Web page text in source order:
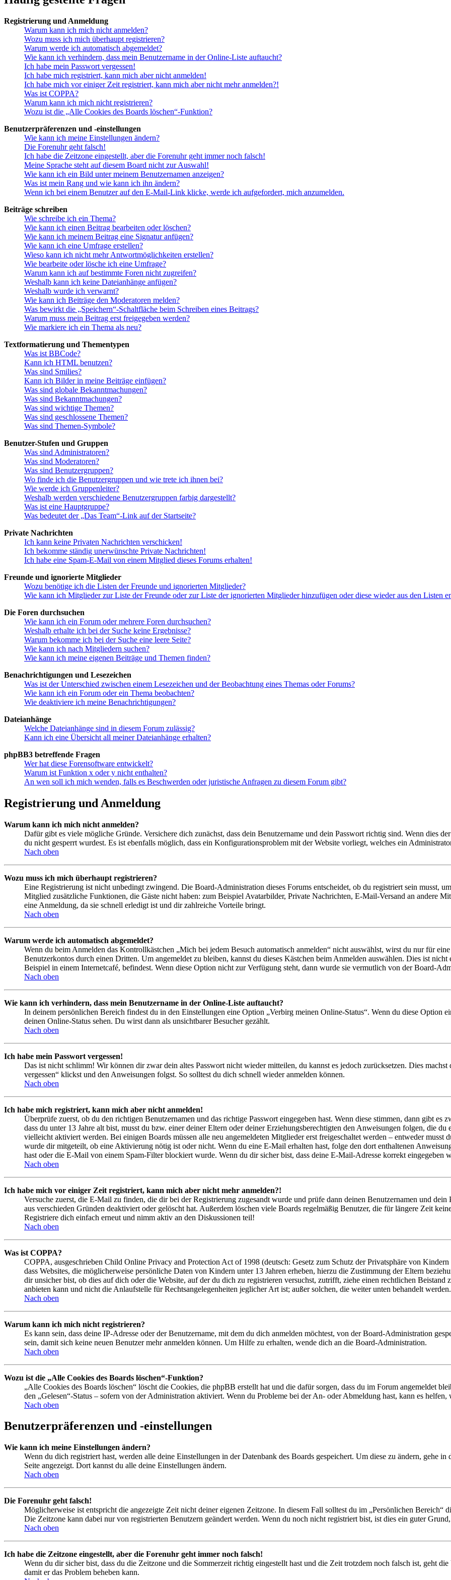
Registrierung und Anmeldung
Warum kann ich mich nicht anmelden?
Wozu muss ich mich überhaupt registrieren?
Warum werde ich automatisch abgemeldet?
Wie kann ich verhindern, dass mein Benutzername in der Online-Liste auftaucht?
Ich habe mein Passwort vergessen!
Ich habe mich registriert, kann mich aber nicht anmelden!
Ich habe mich vor einiger Zeit registriert, kann mich aber nicht mehr anmelden?!
Was ist COPPA?
Warum kann ich mich nicht registrieren?
Wozu ist die „Alle Cookies des Boards löschen“-Funktion?
Benutzerpräferenzen und -einstellungen
Wie kann ich meine Einstellungen ändern?
Die Forenuhr geht falsch!
Ich habe die Zeitzone eingestellt, aber die Forenuhr geht immer noch falsch!
Meine Sprache steht auf diesem Board nicht zur Auswahl!
Wie kann ich ein Bild unter meinem Benutzernamen anzeigen?
Was ist mein Rang und wie kann ich ihn ändern?
Wenn ich bei einem Benutzer auf den E-Mail-Link klicke, werde ich aufgefordert, mich anzumelden.
Beiträge schreiben
Wie schreibe ich ein Thema?
Wie kann ich einen Beitrag bearbeiten oder löschen?
Wie kann ich meinem Beitrag eine Signatur anfügen?
Wie kann ich eine Umfrage erstellen?
Wieso kann ich nicht mehr Antwortmöglichkeiten erstellen?
Wie bearbeite oder lösche ich eine Umfrage?
Warum kann ich auf bestimmte Foren nicht zugreifen?
Weshalb kann ich keine Dateianhänge anfügen?
Weshalb wurde ich verwarnt?
Wie kann ich Beiträge den Moderatoren melden?
Was bewirkt die „Speichern“-Schaltfläche beim Schreiben eines Beitrags?
Warum muss mein Beitrag erst freigegeben werden?
Wie markiere ich ein Thema als neu?
Textformatierung und Thementypen
Was ist BBCode?
Kann ich HTML benutzen?
Was sind Smilies?
Kann ich Bilder in meine Beiträge einfügen?
Was sind globale Bekanntmachungen?
Was sind Bekanntmachungen?
Was sind wichtige Themen?
Was sind geschlossene Themen?
Was sind Themen-Symbole?
Benutzer-Stufen und Gruppen
Was sind Administratoren?
Was sind Moderatoren?
Was sind Benutzergruppen?
Wo finde ich die Benutzergruppen und wie trete ich ihnen bei?
Wie werde ich Gruppenleiter?
Weshalb werden verschiedene Benutzergruppen farbig dargestellt?
Was ist eine Hauptgruppe?
Was bedeutet der „Das Team“-Link auf der Startseite?
Private Nachrichten
Ich kann keine Privaten Nachrichten verschicken!
Ich bekomme ständig unerwünschte Private Nachrichten!
Ich habe eine Spam-E-Mail von einem Mitglied dieses Forums erhalten!
Freunde und ignorierte Mitglieder
Wozu benötige ich die Listen der Freunde und ignorierten Mitglieder?
Wie kann ich Mitglieder zur Liste der Freunde oder zur Liste der ignorierten Mitglieder hinzufügen oder diese wieder aus den Listen
Die Foren durchsuchen
Wie kann ich ein Forum oder mehrere Foren durchsuchen?
Weshalb erhalte ich bei der Suche keine Ergebnisse?
Warum bekomme ich bei der Suche eine leere Seite?
Wie kann ich nach Mitgliedern suchen?
Wie kann ich meine eigenen Beiträge und Themen finden?
Benachrichtigungen und Lesezeichen
Was ist der Unterschied zwischen einem Lesezeichen und der Beobachtung eines Themas oder Forums?
Wie kann ich ein Forum oder ein Thema beobachten?
Wie deaktiviere ich meine Benachrichtigungen?
Dateianhänge
Welche Dateianhänge sind in diesem Forum zulässig?
Kann ich eine Übersicht all meiner Dateianhänge erhalten?
phpBB3 betreffende Fragen
Wer hat diese Forensoftware entwickelt?
Warum ist Funktion x oder y nicht enthalten?
An wen soll ich mich wenden, falls es Beschwerden oder juristische Anfragen zu diesem Forum gibt?
Registrierung und Anmeldung
Warum kann ich mich nicht anmelden?
Dafür gibt es viele mögliche Gründe. Versichere dich zunächst, dass dein Benutzername und dein Passwort richtig sind. Wenn dies
du nicht gesperrt wurdest. Es ist ebenfalls möglich, dass ein Konfigurationsproblem mit der Website vorliegt, welches ein
Nach oben
Wozu muss ich mich überhaupt registrieren?
Eine Registrierung ist nicht unbedingt zwingend. Die Board-Administration dieses Forums entscheidet, ob du registriert sein musst,
Mitglied zusätzliche Funktionen, die Gäste nicht haben: zum Beispiel Avatarbilder, Private Nachrichten, E-Mail-Versand an andere
eine Anmeldung, da sie schnell erledigt ist und dir zahlreiche Vorteile bringt.
Nach oben
Warum werde ich automatisch abgemeldet?
Wenn du beim Anmelden das Kontrollkästchen „Mich bei jedem Besuch automatisch anmelden“ nicht auswählst, wirst du nur für
Benutzerkontos durch einen Dritten. Um angemeldet zu bleiben, kannst du dieses Kästchen beim Anmelden auswählen. Dies ist
Beispiel in einem Internetcafé, befindest. Wenn diese Option nicht zur Verfügung steht, dann wurde sie vermutlich von der Board-
Nach oben
Wie kann ich verhindern, dass mein Benutzername in der Online-Liste auftaucht?
In deinem persönlichen Bereich findest du in den Einstellungen eine Option „Verbirg meinen Online-Status“. Wenn du diese Option
deinen Online-Status sehen. Du wirst dann als unsichtbarer Besucher gezählt.
Nach oben
Ich habe mein Passwort vergessen!
Das ist nicht schlimm! Wir können dir zwar dein altes Passwort nicht wieder mitteilen, du kannst es jedoch zurücksetzen. Dies
vergessen“ klickst und den Anweisungen folgst. So solltest du dich schnell wieder anmelden können.
Nach oben
Ich habe mich registriert, kann mich aber nicht anmelden!
Überprüfe zuerst, ob du den richtigen Benutzernamen und das richtige Passwort eingegeben hast. Wenn diese stimmen, dann gibt es
dass du unter 13 Jahre alt bist, musst du bzw. einer deiner Eltern oder deiner Erziehungsberechtigten den Anweisungen folgen, die
vielleicht aktiviert werden. Bei einigen Boards müssen alle neu angemeldeten Mitglieder erst freigeschaltet werden – entweder musst
wurde dir mitgeteilt, ob eine Aktivierung nötig ist oder nicht. Wenn du eine E-Mail erhalten hast, folge den dort enthaltenen
hast oder die E-Mail von einem Spam-Filter blockiert wurde. Wenn du dir sicher bist, dass deine E-Mail-Adresse korrekt eingegeben
Nach oben
Ich habe mich vor einiger Zeit registriert, kann mich aber nicht mehr anmelden?!
Versuche zuerst, die E-Mail zu finden, die dir bei der Registrierung zugesandt wurde und prüfe dann deinen Benutzernamen und
aus verschieden Gründen deaktiviert oder gelöscht hat. Außerdem löschen viele Boards regelmäßig Benutzer, die für längere Zeit
Registriere dich einfach erneut und nimm aktiv an den Diskussionen teil!
Nach oben
Was ist COPPA?
COPPA, ausgeschrieben Child Online Privacy and Protection Act of 1998 (deutsch: Gesetz zum Schutz der Privatsphäre von
dass Websites, die möglicherweise persönliche Daten von Kindern unter 13 Jahren erheben, hierzu die Zustimmung der Eltern
dir unsicher bist, ob dies auf dich oder die Website, auf der du dich zu registrieren versuchst, zutrifft, ziehe einen rechtlichen Beistand
anbieten kann und nicht die Anlaufstelle für Rechtsangelegenheiten jeglicher Art ist; außer solchen, die weiter unten behandelt werden.
Nach oben
Warum kann ich mich nicht registrieren?
Es kann sein, dass deine IP-Adresse oder der Benutzername, mit dem du dich anmelden möchtest, von der Board-Administration
sein, damit sich keine neuen Benutzer mehr anmelden können. Um Hilfe zu erhalten, wende dich an die Board-Administration.
Nach oben
Wozu ist die „Alle Cookies des Boards löschen“-Funktion?
„Alle Cookies des Boards löschen“ löscht die Cookies, die phpBB erstellt hat und die dafür sorgen, dass du im Forum angemeldet
den „Gelesen“-Status – sofern von der Administration aktiviert. Wenn du Probleme bei der An- oder Abmeldung hast, kann es
Nach oben
Benutzerpräferenzen und -einstellungen
Wie kann ich meine Einstellungen ändern?
Wenn du dich registriert hast, werden alle deine Einstellungen in der Datenbank des Boards gespeichert. Um diese zu ändern, gehe
Seite angezeigt. Dort kannst du alle deine Einstellungen ändern.
Nach oben
Die Forenuhr geht falsch!
Möglicherweise ist entspricht die angezeigte Zeit nicht deiner eigenen Zeitzone. In diesem Fall solltest du im „Persönlichen Bereich“
Die Zeitzone kann dabei nur von registrierten Benutzern geändert werden. Wenn du noch nicht registriert bist, ist dies ein guter
Nach oben
Ich habe die Zeitzone eingestellt, aber die Forenuhr geht immer noch falsch!
Wenn du dir sicher bist, dass du die Zeitzone und die Sommerzeit richtig eingestellt hast und die Zeit trotzdem noch falsch ist, geht
damit er das Problem beheben kann.